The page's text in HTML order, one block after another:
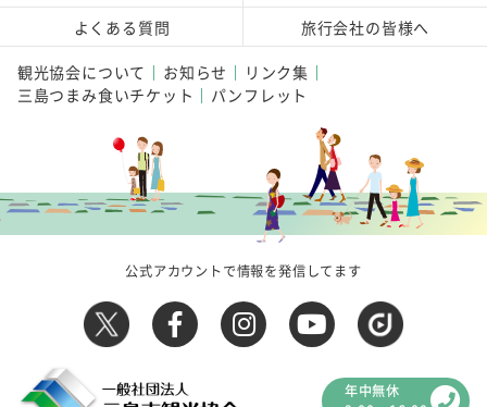
よくある質問
旅行会社の皆様へ
観光協会について お知らせ
リンク集
三島つまみ食いチケット
パンフレット
公式アカウントで情報を発信してます
年中無休